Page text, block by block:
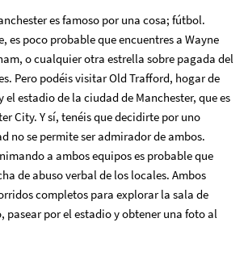
es famoso por una cosa; fútbol.
es poco probable que encuentres a Wayne
o cualquier otra estrella sobre pagada del
Pero podéis visitar Old Trafford, hogar de
el estadio de la ciudad de Manchester, que es
City. Y sí, tenéis que decidirte por uno
no se permite ser admirador de ambos.
a ambos equipos es probable que
de abuso verbal de los locales. Ambos
completos para explorar la sala de
pasear por el estadio y obtener una foto al